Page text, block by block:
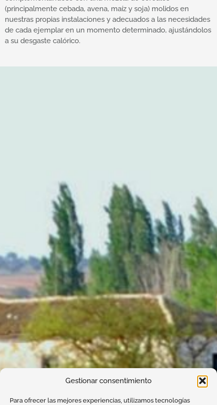
Gestionar consentimiento
Para ofrecer las mejores experiencias, utilizamos tecnologías
(principalmente cebada, avena, maíz y soja) molidos en
nuestras propias instalaciones y adecuados a las necesidades
de cada ejemplar en un momento determinado, ajustándolos
a su desgaste calórico.